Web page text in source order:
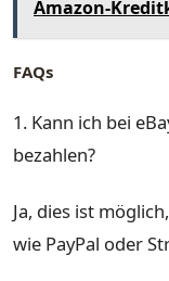
Amazon-
FAQs
1. Kann ich bei
bezahlen?
Ja, dies ist
wie PayPal oder